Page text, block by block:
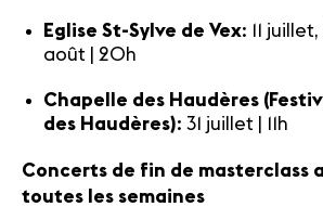
Eglise St-Sylve de Vex: 11
août | 20h
Chapelle des Haudères
des Haudères): 31 juillet | 11h
Concerts de fin de masterclass
toutes les semaines